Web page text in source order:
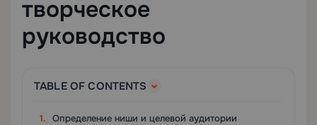
творческое
руководство
TABLE OF CONTENTS
Определение ниши и целевой аудитории